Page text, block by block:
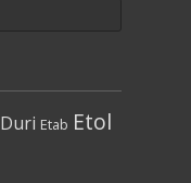
Duri Etab Etol